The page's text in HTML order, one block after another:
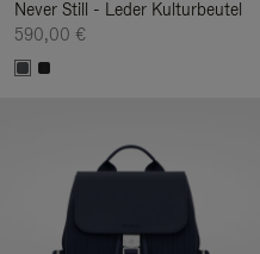
Never Still - Leder Kulturbeutel
590,00 €